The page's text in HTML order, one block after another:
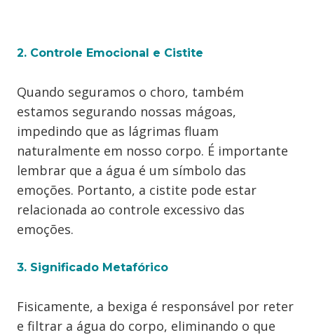
2. Controle Emocional e Cistite
Quando seguramos o choro, também
estamos segurando nossas mágoas,
impedindo que as lágrimas fluam
naturalmente em nosso corpo. É importante
lembrar que a água é um símbolo das
emoções. Portanto, a cistite pode estar
relacionada ao controle excessivo das
emoções.
3. Significado Metafórico
Fisicamente, a bexiga é responsável por reter
e filtrar a água do corpo, eliminando o que